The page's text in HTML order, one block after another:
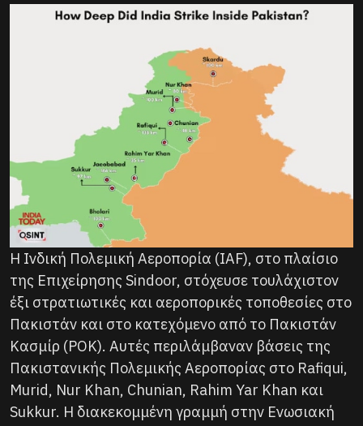
Η Ινδική Πολεμική Αεροπορία (IAF), στο πλαίσιο
της Επιχείρησης Sindoor, στόχευσε τουλάχιστον
έξι στρατιωτικές και αεροπορικές τοποθεσίες στο
Πακιστάν και στο κατεχόμενο από το Πακιστάν
Κασμίρ (POK). Αυτές περιλάμβαναν βάσεις της
Πακιστανικής Πολεμικής Αεροπορίας στο Rafiqui,
Murid, Nur Khan, Chunian, Rahim Yar Khan και
Sukkur. Η διακεκομμένη γραμμή στην Ενωσιακή